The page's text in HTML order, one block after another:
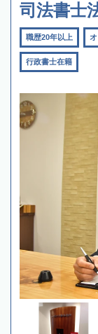
司法書士
職歴20年以上
行政書士在籍